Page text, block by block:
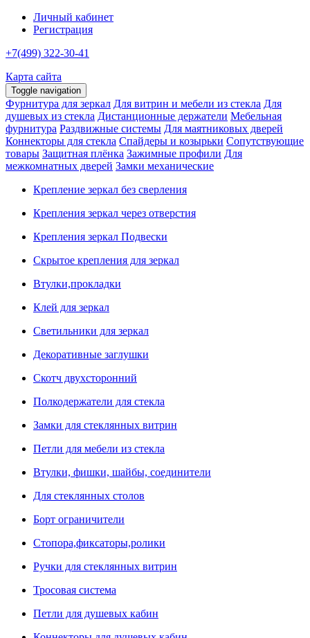
Личный кабинет
Регистрация
+7(499) 322-30-41
Карта сайта
Toggle navigation
Фурнитура для зеркал Для витрин и мебели из стекла Для
душевых из стекла Дистанционные держатели Мебельная
фурнитура Раздвижные системы Для маятниковых дверей
Коннекторы для стекла Спайдеры и козырьки Сопутствующие
товары Защитная плёнка Зажимные профили Для
межкомнатных дверей Замки механические
Крепление зеркал без сверления
Крепления зеркал через отверстия
Крепления зеркал Подвески
Скрытое крепления для зеркал
Втулки,прокладки
Клей для зеркал
Светильники для зеркал
Декоративные заглушки
Скотч двухсторонний
Полкодержатели для стекла
Замки для стеклянных витрин
Петли для мебели из стекла
Втулки, фишки, шайбы, соединители
Для стеклянных столов
Борт ограничители
Стопора,фиксаторы,ролики
Ручки для стеклянных витрин
Тросовая система
Петли для душевых кабин